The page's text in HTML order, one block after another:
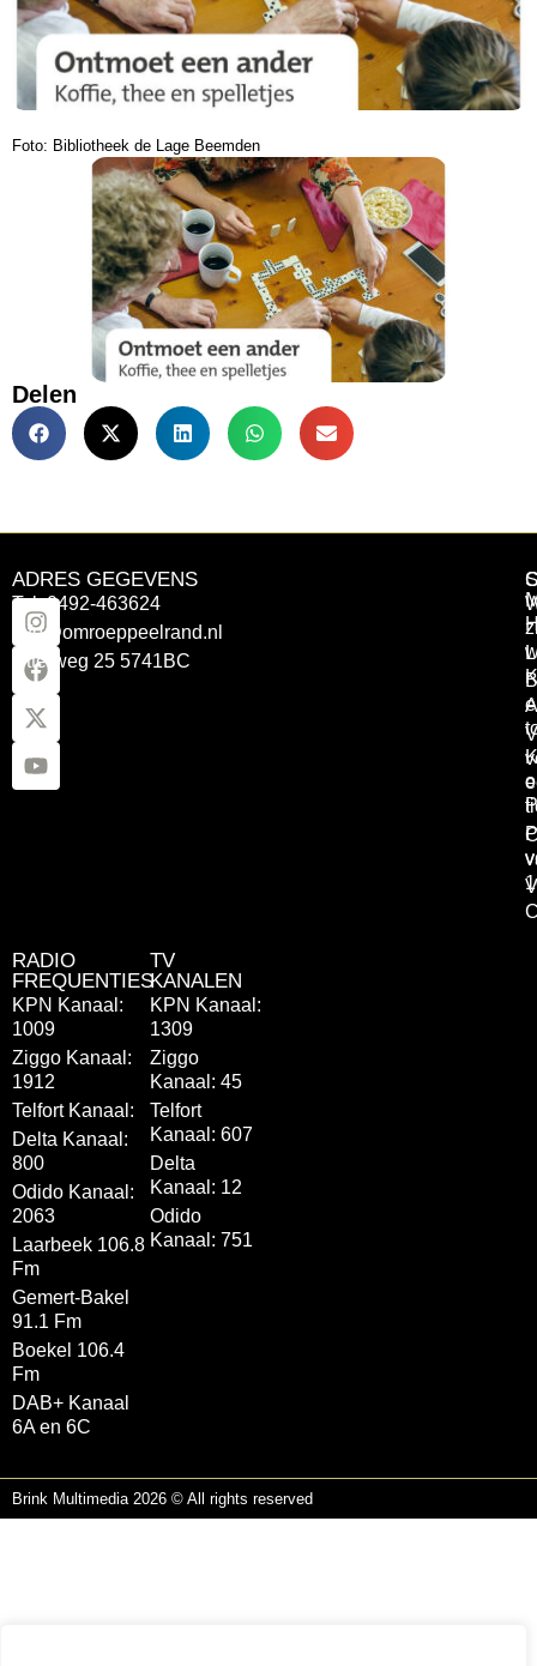
Foto: Bibliotheek de Lage Beemden
Delen
ADRES GEGEVENS
Tel: 0492-463624
info@omroeppeelrand.nl
Otterweg 25 5741BC
RADIO
FREQUENTIES
KPN Kanaal:
1009
Ziggo Kanaal:
1912
Telfort Kanaal:
Delta Kanaal:
800
Odido Kanaal:
2063
Laarbeek 106.8
Fm
Gemert-Bakel
91.1 Fm
Boekel 106.4
Fm
DAB+ Kanaal
6A en 6C
TV
KANALEN
KPN Kanaal:
1309
Ziggo
Kanaal: 45
Telfort
Kanaal: 607
Delta
Kanaal: 12
Odido
Kanaal: 751
Brink Multimedia 2026 © All rights reserved